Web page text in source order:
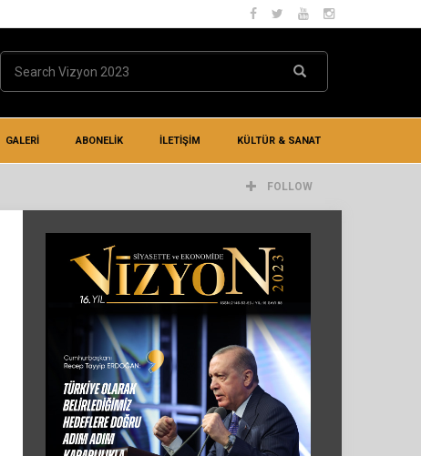
GALERİ ABONELİK İLETIŞIM KÜLTÜR & SANAT
FOLLOW